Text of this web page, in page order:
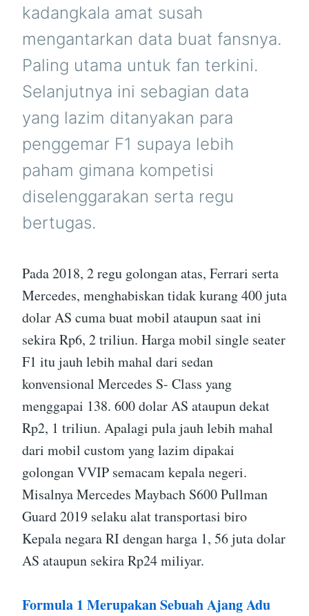
kadangkala amat susah
mengantarkan data buat fansnya.
Paling utama untuk fan terkini.
Selanjutnya ini sebagian data
yang lazim ditanyakan para
penggemar F1 supaya lebih
paham gimana kompetisi
diselenggarakan serta regu
bertugas.
Pada 2018, 2 regu golongan atas, Ferrari serta
Mercedes, menghabiskan tidak kurang 400 juta
dolar AS cuma buat mobil ataupun saat ini
sekira Rp6, 2 triliun. Harga mobil single seater
F1 itu jauh lebih mahal dari sedan
konvensional Mercedes S- Class yang
menggapai 138. 600 dolar AS ataupun dekat
Rp2, 1 triliun. Apalagi pula jauh lebih mahal
dari mobil custom yang lazim dipakai
golongan VVIP semacam kepala negeri.
Misalnya Mercedes Maybach S600 Pullman
Guard 2019 selaku alat transportasi biro
Kepala negara RI dengan harga 1, 56 juta dolar
AS ataupun sekira Rp24 miliyar.
Formula 1 Merupakan Sebuah Ajang Adu